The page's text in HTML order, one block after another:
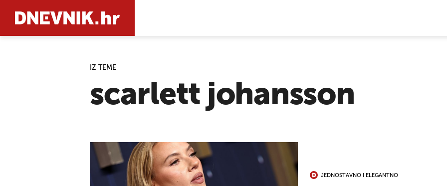
IZ TEME
scarlett johansson
JEDNOSTAVNO I ELEGANTNO